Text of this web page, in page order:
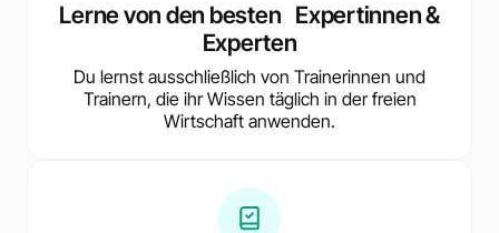
Lerne von den besten Expertinnen &
Experten
Du lernst ausschließlich von Trainerinnen und
Trainern, die ihr Wissen täglich in der freien
Wirtschaft anwenden.